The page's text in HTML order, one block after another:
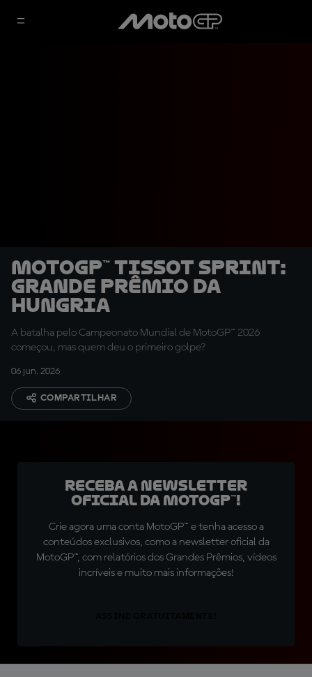
MotoGP™ Tissot Sprint:
Grande Prêmio da
Hungria
A batalha pelo Campeonato Mundial de MotoGP™ 2026
começou, mas quem deu o primeiro golpe?
06 jun. 2026
COMPARTILHAR
Receba a newsletter
oficial da MotoGP™!
Crie agora uma conta MotoGP™ e tenha acesso a
conteúdos exclusivos, como a newsletter oficial da
MotoGP™, com relatórios dos Grandes Prêmios, vídeos
incríveis e muito mais informações!